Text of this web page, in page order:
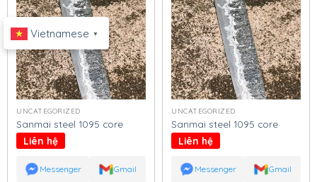
UNCATEGORIZED
Sanmai steel 1095 core
Liên hệ
Messenger Gmail
UNCATEGORIZED
Sanmai steel 1095 core
Liên hệ
Messenger Gmail
Vietnamese ▼